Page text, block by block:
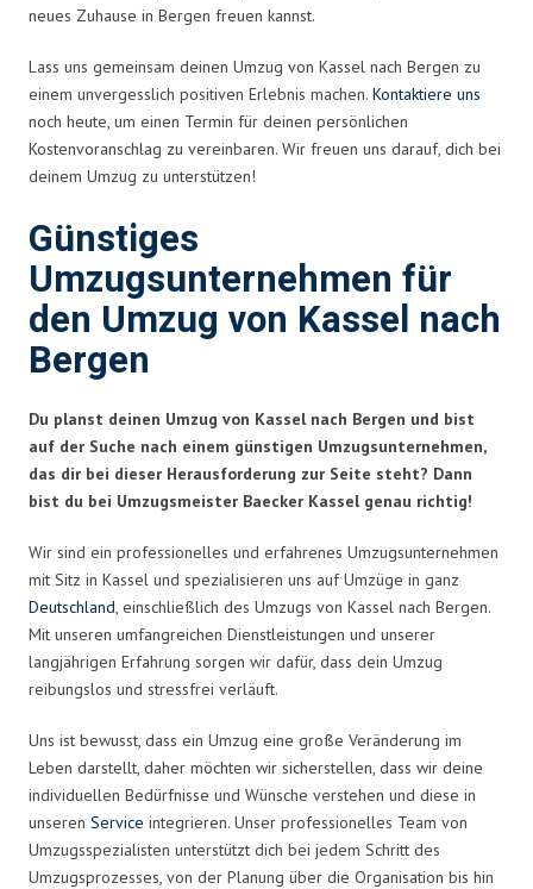
neues Zuhause in Bergen freuen kannst.
Lass uns gemeinsam deinen Umzug von Kassel nach Bergen zu
einem unvergesslich positiven Erlebnis machen. Kontaktiere uns
noch heute, um einen Termin für deinen persönlichen
Kostenvoranschlag zu vereinbaren. Wir freuen uns darauf, dich bei
deinem Umzug zu unterstützen!
Günstiges
Umzugsunternehmen für
den Umzug von Kassel nach
Bergen
Du planst deinen Umzug von Kassel nach Bergen und bist
auf der Suche nach einem günstigen Umzugsunternehmen,
das dir bei dieser Herausforderung zur Seite steht? Dann
bist du bei Umzugsmeister Baecker Kassel genau richtig!
Wir sind ein professionelles und erfahrenes Umzugsunternehmen
mit Sitz in Kassel und spezialisieren uns auf Umzüge in ganz
Deutschland, einschließlich des Umzugs von Kassel nach Bergen.
Mit unseren umfangreichen Dienstleistungen und unserer
langjährigen Erfahrung sorgen wir dafür, dass dein Umzug
reibungslos und stressfrei verläuft.
Uns ist bewusst, dass ein Umzug eine große Veränderung im
Leben darstellt, daher möchten wir sicherstellen, dass wir deine
individuellen Bedürfnisse und Wünsche verstehen und diese in
unseren Service integrieren. Unser professionelles Team von
Umzugsspezialisten unterstützt dich bei jedem Schritt des
Umzugsprozesses, von der Planung über die Organisation bis hin